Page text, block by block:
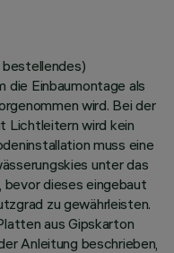
die Einbaumontage als
wird. Bei der
Lichtleitern wird kein
muss eine
unter das
dieses eingebaut
zu gewährleisten.
aus Gipskarton
Anleitung beschrieben,